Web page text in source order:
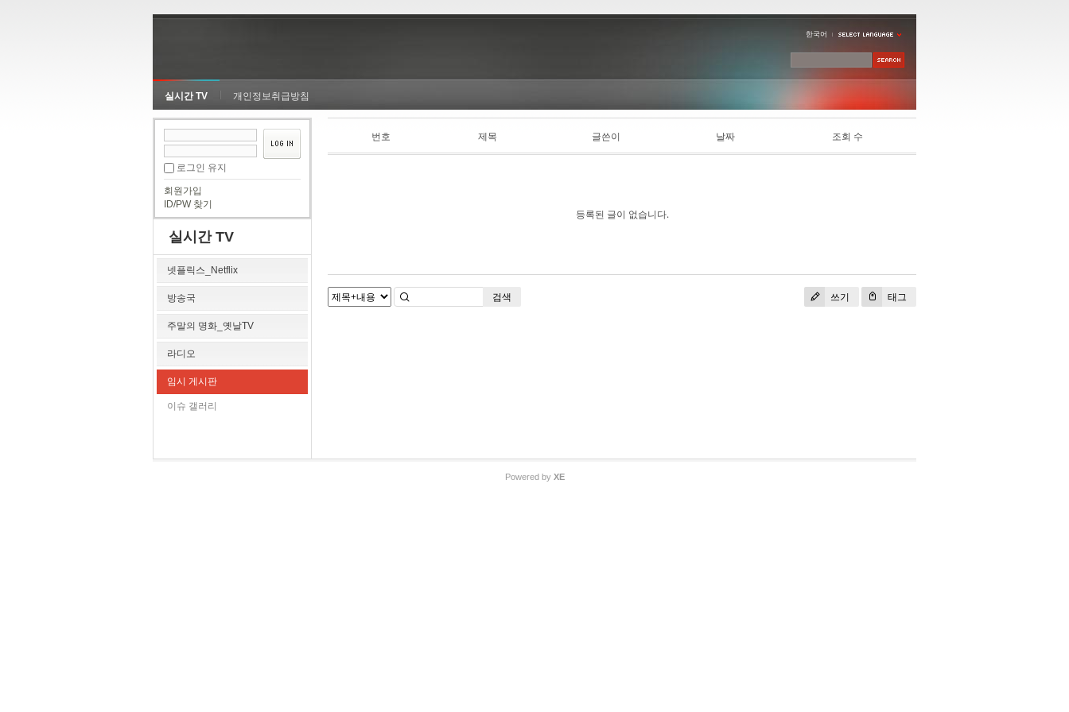
한국어
실시간 TV 개인정보취급방침
로그인 유지
회원가입
ID/PW 찾기
실시간 TV
넷플릭스_Netflix
방송국
주말의 명화_옛날TV
라디오
임시 게시판
이슈 갤러리
번호 제목 글쓴이 날짜 조회 수
등록된 글이 없습니다.
쓰기 태그
검색
Powered by XE